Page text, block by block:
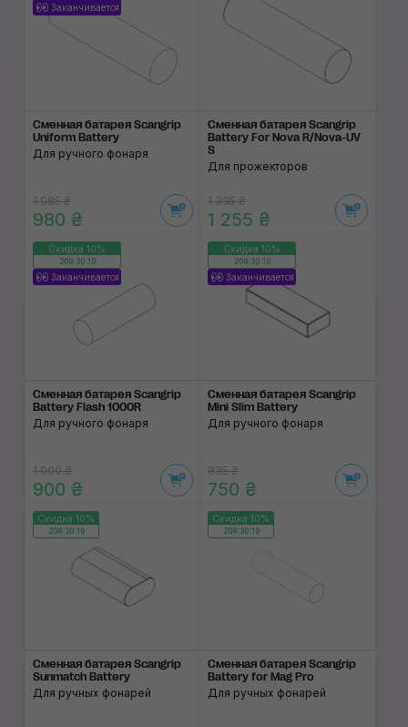
Заканчивается
Сменная батарея Scangrip
Uniform Battery
Для ручного фонаря
1 085 ₴
980 ₴
Сменная батарея Scangrip
Battery For Nova R/Nova-UV
S
Для прожекторов
1 395 ₴
1 255 ₴
Скидка 10%
209:30:19
Заканчивается
Сменная батарея Scangrip
Battery Flash 1000R
Для ручного фонаря
1 000 ₴
900 ₴
Скидка 10%
209:30:19
Заканчивается
Сменная батарея Scangrip
Mini Slim Battery
Для ручного фонаря
835 ₴
750 ₴
Скидка 10%
209:30:19
Сменная батарея Scangrip
Sunmatch Battery
Для ручных фонарей
Скидка 10%
209:30:19
Сменная батарея Scangrip
Battery for Mag Pro
Для ручных фонарей